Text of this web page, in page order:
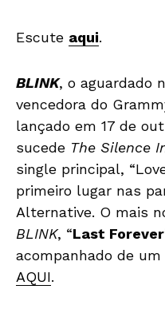
Escute aqui.
BLINK, o aguardado
vencedora do
lançado em 17 de
sucede The Silence
single principal,
primeiro lugar nas
Alternative. O mais
BLINK, “Last Forever
acompanhado de
AQUI.